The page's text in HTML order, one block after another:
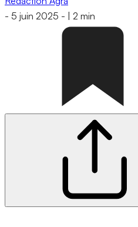
- 5 juin 2025 - 2 min